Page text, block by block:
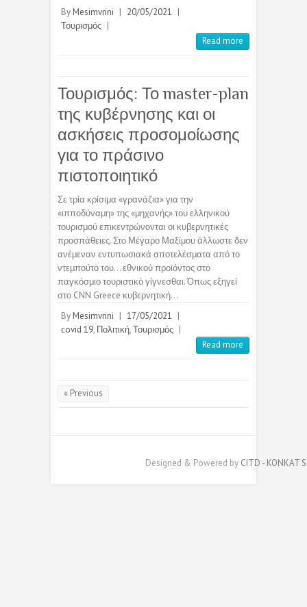
By Mesimvrini | 20/05/2021 |
Τουρισμός |
Read more
Τουρισμός: Το master-plan
της κυβέρνησης και οι
ασκήσεις προσομοίωσης
για το πράσινο
πιστοποιητικό
Σε τρία κρίσιμα «γρανάζια» για την
«ιπποδύναμη» της «μηχανής» του ελληνικού
τουρισμού επικεντρώνονται οι κυβερνητικές
προσπάθειες. Στο Μέγαρο Μαξίμου άλλωστε δεν
ανέμεναν εντυπωσιακά αποτελέσματα από το
ντεμπούτο του… εθνικού προϊόντος στο
παγκόσμιο τουριστικό γίγνεσθαι. Όπως εξηγεί
στο CNN Greece κυβερνητική…
By Mesimvrini | 17/05/2021 |
covid 19, Πολιτική,Τουρισμός |
Read more
« Previous
Designed & Powered by CITD - KONKAT